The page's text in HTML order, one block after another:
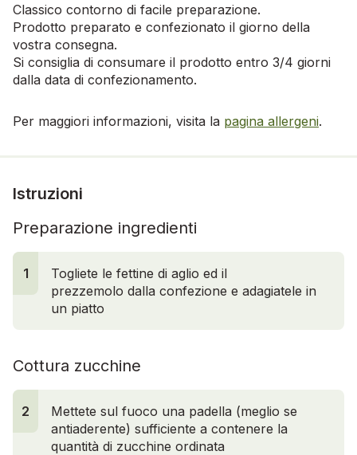
Classico contorno di facile preparazione.
Prodotto preparato e confezionato il giorno della
vostra consegna.
Si consiglia di consumare il prodotto entro 3/4 giorni
dalla data di confezionamento.
Per maggiori informazioni, visita la pagina allergeni.
Istruzioni
Preparazione ingredienti
1
Togliete le fettine di aglio ed il
prezzemolo dalla confezione e adagiatele in
un piatto
Cottura zucchine
2
Mettete sul fuoco una padella (meglio se
antiaderente) sufficiente a contenere la
quantità di zucchine ordinata